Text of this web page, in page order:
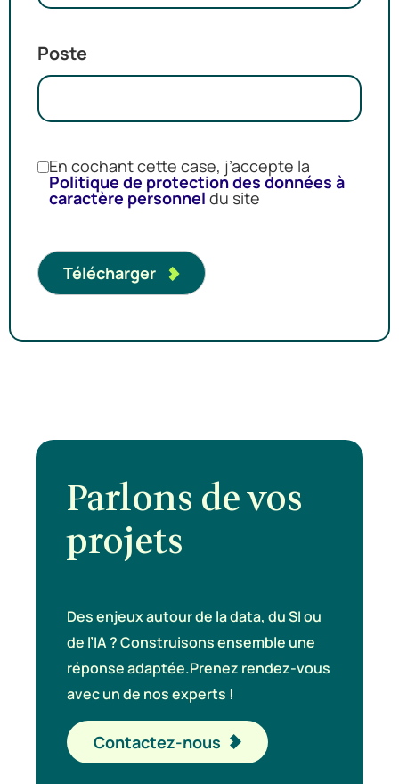
Poste
En cochant cette case, j’accepte la
Politique de protection des données à
caractère personnel du site
Télécharger
Parlons de vos
projets
Des enjeux autour de la data, du SI ou
de l’IA ? Construisons ensemble une
réponse adaptée.Prenez rendez-vous
avec un de nos experts !
Contactez-nous